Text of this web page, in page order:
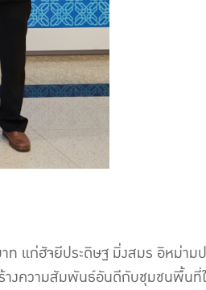
แก่ฮัจยีประดิษฐ มิ่งสมร อิหม่ามป
างความสัมพันธ์อันดีกับชุมชนพื้นที่